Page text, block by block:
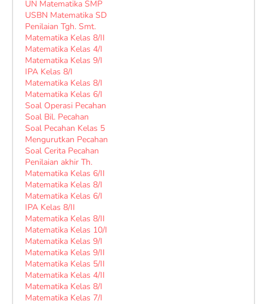
UN Matematika SMP
USBN Matematika SD
Penilaian Tgh. Smt.
Matematika Kelas 8/II
Matematika Kelas 4/I
Matematika Kelas 9/I
IPA Kelas 8/I
Matematika Kelas 8/I
Matematika Kelas 6/I
Soal Operasi Pecahan
Soal Bil. Pecahan
Soal Pecahan Kelas 5
Mengurutkan Pecahan
Soal Cerita Pecahan
Penilaian akhir Th.
Matematika Kelas 6/II
Matematika Kelas 8/I
Matematika Kelas 6/I
IPA Kelas 8/II
Matematika Kelas 8/II
Matematika Kelas 10/I
Matematika Kelas 9/I
Matematika Kelas 9/II
Matematika Kelas 5/II
Matematika Kelas 4/II
Matematika Kelas 8/I
Matematika Kelas 7/I